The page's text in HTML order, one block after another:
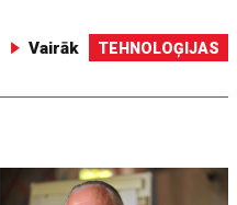
Vairāk TEHNOLOĢIJAS